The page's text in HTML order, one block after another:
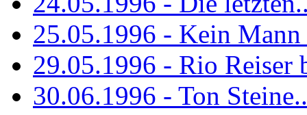
25.05.1996 - Kein
29.05.1996 - Rio Reiser
30.06.1996 - Ton